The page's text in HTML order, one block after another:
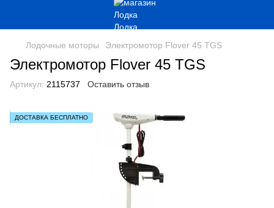
Лодочные моторы Электромотор Flover 45 TGS
Электромотор Flover 45 TGS
Артикул: 2115737 Оставить отзыв
ДОСТАВКА БЕСПЛАТНО